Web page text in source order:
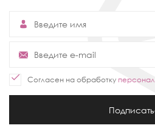
Согласен на обработку